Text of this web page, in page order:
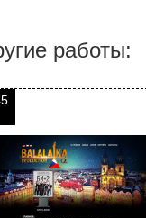
работы: